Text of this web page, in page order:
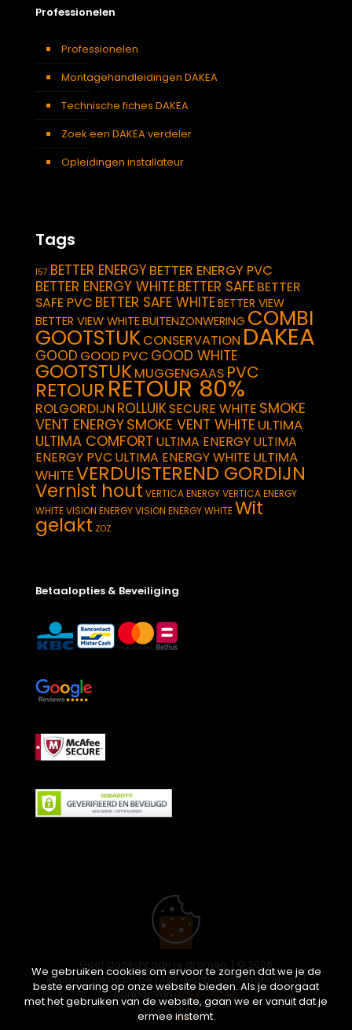
Professionelen
Professionelen
Montagehandleidingen DAKEA
Technische fiches DAKEA
Zoek een DAKEA verdeler
Opleidingen installateur
Tags
157 BETTER ENERGYBETTER ENERGY PVC
BETTER ENERGY WHITEBETTER SAFEBETTER
SAFE PVC BETTER SAFE WHITEBETTER VIEW
BETTER VIEW WHITEBUITENZONWERING COMBI
GOOTSTUKCONSERVATION DAKEA
GOOD GOOD PVC GOOD WHITE
GOOTSTUKMUGGENGAAS PVC
RETOUR RETOUR 80%
ROLGORDIJN ROLLUIKSECURE WHITE SMOKE
VENT ENERGYSMOKE VENT WHITE ULTIMA
ULTIMA COMFORT ULTIMA ENERGYULTIMA
ENERGY PVC ULTIMA ENERGY WHITE ULTIMA
WHITEVERDUISTEREND GORDIJN
Vernist hout VERTICA ENERGYVERTICA ENERGY
WHITEVISION ENERGYVISION ENERGY WHITEWit
gelakt ZOZ
Betaalopties & Beveiliging
Geef daglicht aan je dromen. | © 2026
ikwileendakraam.be | Alle rechten voorbehouden |
Partner vanAPEX-Groep
We gebruiken cookies om ervoor te zorgen dat we je de
beste ervaring op onze website bieden. Als je doorgaat
met het gebruiken van de website, gaan we er vanuit dat je
ermee instemt.